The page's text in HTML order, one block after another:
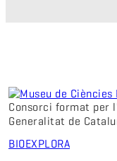
Consorci format per
Generalitat de
BIOEXPLORA